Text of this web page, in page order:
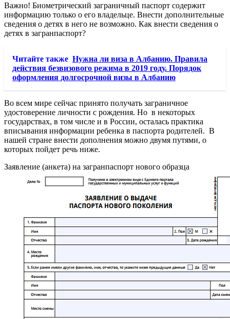
Важно! Биометрический заграничный паспорт содержит
информацию только о его владельце. Внести дополнительные
сведения о детях в него не возможно. Как внести сведения о
детях в загранпаспорт?
Читайте также Нужна ли виза в Албанию. Правила
действия безвизового режима в 2019 году. Порядок
оформления долгосрочной визы в Албанию
Во всем мире сейчас принято получать заграничное
удостоверение личности с рождения. Но в некоторых
государствах, в том числе и в России, осталась практика
вписывания информации ребенка в паспорта родителей. В
нашей стране внести дополнения можно двумя путями, о
которых пойдет речь ниже.
Заявление (анкета) на загранпаспорт нового образца